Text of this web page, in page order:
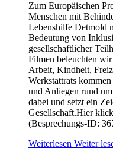
Zum Europäischen
Menschen mit
Lebenshilfe Detmold
Bedeutung von
gesellschaftlicher
Filmen beleuchten
Arbeit, Kindheit,
Werkstattrats
und Anliegen rund
dabei und setzt ein
Gesellschaft.Hier
(Besprechungs-ID:
Weiterlesen Weiter